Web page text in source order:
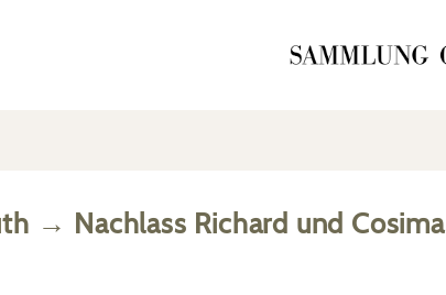
→ Nachlass Richard und Cosima